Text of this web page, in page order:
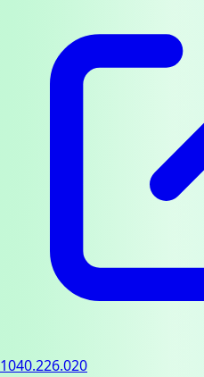
1040.226.020